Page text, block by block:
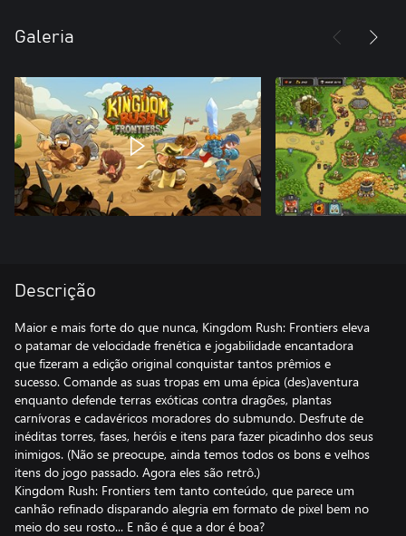
Galeria
Descrição
Maior e mais forte do que nunca, Kingdom Rush: Frontiers eleva
o patamar de velocidade frenética e jogabilidade encantadora
que fizeram a edição original conquistar tantos prêmios e
sucesso. Comande as suas tropas em uma épica (des)aventura
enquanto defende terras exóticas contra dragões, plantas
carnívoras e cadavéricos moradores do submundo. Desfrute de
inéditas torres, fases, heróis e itens para fazer picadinho dos seus
inimigos. (Não se preocupe, ainda temos todos os bons e velhos
itens do jogo passado. Agora eles são retrô.)
Kingdom Rush: Frontiers tem tanto conteúdo, que parece um
canhão refinado disparando alegria em formato de pixel bem no
meio do seu rosto... E não é que a dor é boa?